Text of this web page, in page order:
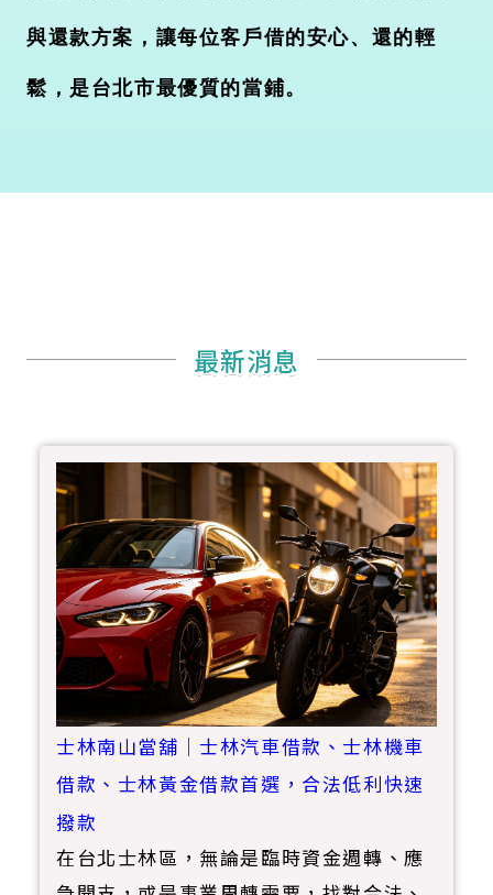
與還款方案，讓每位客戶借的安心、還的輕
鬆，是台北市最優質的當鋪。
最新消息
最新消息
士林南山當舖｜士林汽車借款、士林機車
借款、士林黃金借款首選，合法低利快速
撥款
在台北士林區，無論是臨時資金週轉、應